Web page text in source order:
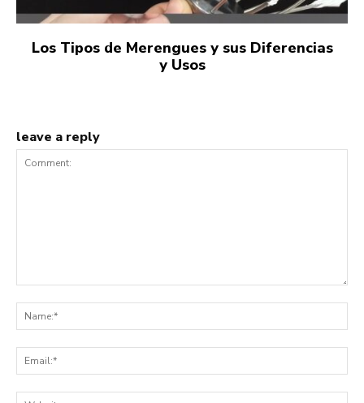
Los Tipos de Merengues y sus Diferencias
y Usos
leave a reply